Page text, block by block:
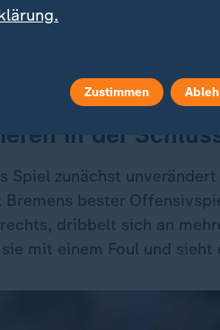
in der
Spiel zunächst
bester
dribbelt sich an
mit einem Foul und sieht
Zustimmen